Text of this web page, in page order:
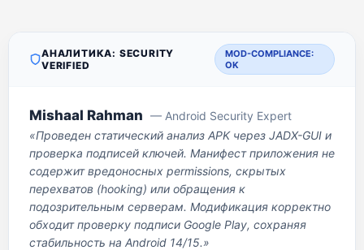
АНАЛИТИКА: SECURITY
VERIFIED
MOD-COMPLIANCE:
OK
Mishaal Rahman — Android Security Expert
«Проведен статический анализ APK через JADX-GUI и
проверка подписей ключей. Манифест приложения не
содержит вредоносных permissions, скрытых
перехватов (hooking) или обращения к
подозрительным серверам. Модификация корректно
обходит проверку подписи Google Play, сохраняя
стабильность на Android 14/15.»